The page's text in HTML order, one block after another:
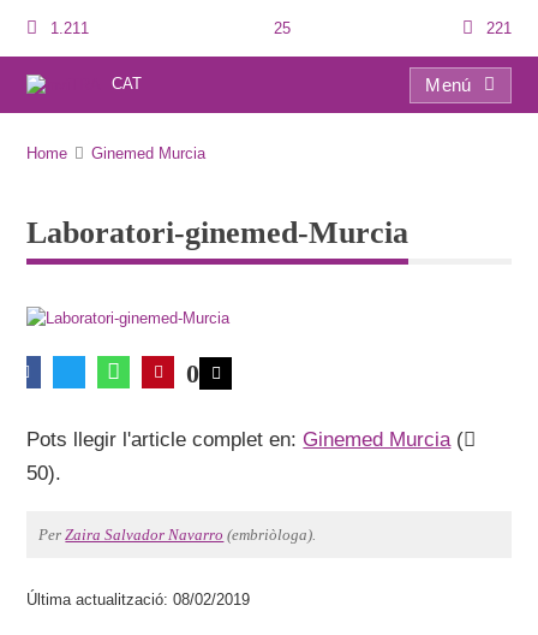
1.211 25 221
CAT
Menú
Home Ginemed Murcia
Laboratori-ginemed-Murcia
0
Pots llegir l'article complet en: Ginemed Murcia(
50).
PerZaira Salvador Navarro (embriòloga).
Última actualització: 08/02/2019